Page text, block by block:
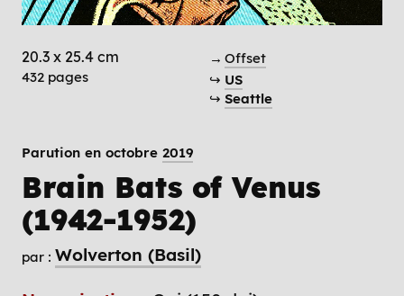
20.3 x 25.4 cm
432 pages
→ Offset
↪ US
↪ Seattle
Parution en octobre 2019
Brain Bats of Venus
(1942-1952)
par : Wolverton (Basil)